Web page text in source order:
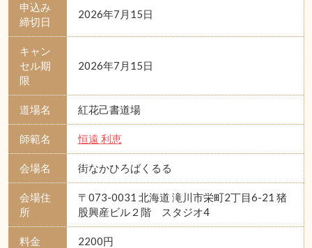
申込み
締切日
2026年7月15日
キャン
セル期
限
2026年7月15日
道場名 紅花己書道場
師範名 恒遠 利恵
会場名 街なかひろばくるる
会場住
所
〒073-0031 北海道 滝川市栄町2丁目6-21 猪
股興産ビル２階 スタジオ4
料金 2200円